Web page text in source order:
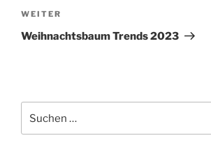
Nächster
Beitrag
WEITER
Weihnachtsbaum Trends 2023
nach: